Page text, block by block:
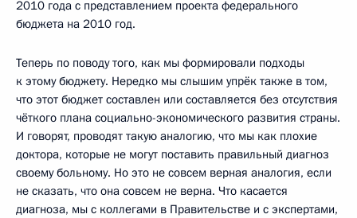
2010 года с представлением проекта федерального
бюджета на 2010 год.
Теперь по поводу того, как мы формировали подходы
к этому бюджету. Нередко мы слышим упрёк также в том,
что этот бюджет составлен или составляется без отсутствия
чёткого плана социально-экономического развития страны.
И говорят, проводят такую аналогию, что мы как плохие
доктора, которые не могут поставить правильный диагноз
своему больному. Но это не совсем верная аналогия, если
не сказать, что она совсем не верна. Что касается
диагноза, мы с коллегами в Правительстве и с экспертами,